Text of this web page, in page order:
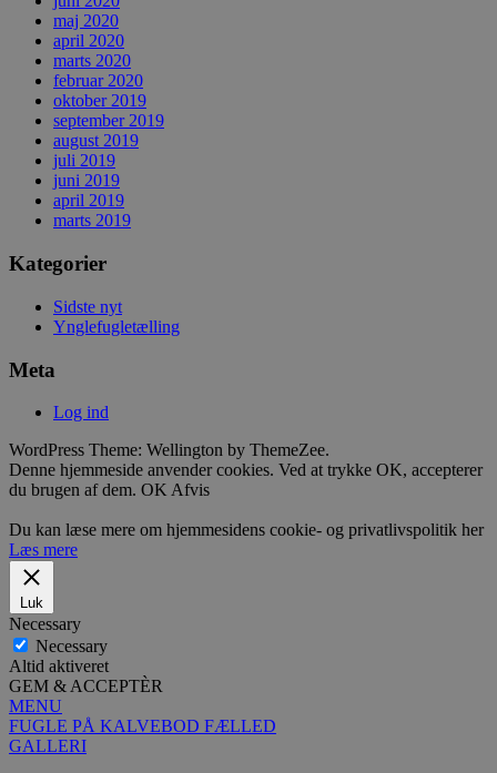
maj 2020
april 2020
marts 2020
februar 2020
oktober 2019
september 2019
august 2019
juli 2019
juni 2019
april 2019
marts 2019
Kategorier
Sidste nyt
Ynglefugletælling
Meta
Log ind
WordPress Theme: Wellington by ThemeZee.
Denne hjemmeside anvender cookies. Ved at trykke OK, accepterer
du brugen af dem. OK Afvis
Du kan læse mere om hjemmesidens cookie- og privatlivspolitik her
Læs mere
Luk
Necessary
Necessary
Altid aktiveret
GEM & ACCEPTÈR
MENU
FUGLE PÅ KALVEBOD FÆLLED
GALLERI